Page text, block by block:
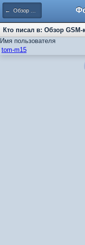
← Обзор GSM-коммуникатора RoverPC X8
Кто писал в: Обзор
Имя пользователя
tom-m15